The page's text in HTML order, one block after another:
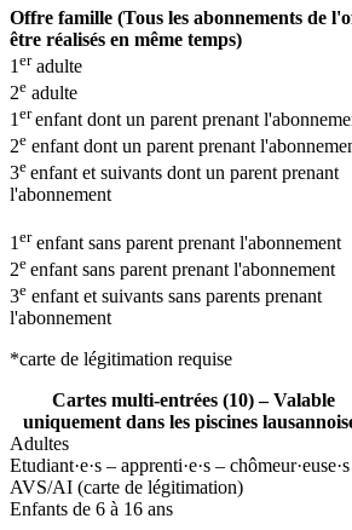
Offre famille (Tous les abonnements de
être réalisés en même temps)
1 eradulte
2e adulte
1 erenfant dont un parent prenant
2e enfant dont un parent prenant
3e enfant et suivants dont un parent prenant
l'abonnement
1 erenfant sans parent prenant l'abonnement
2e enfant sans parent prenant l'abonnement
3e enfant et suivants sans parents prenant
l'abonnement
*carte de légitimation requise
Cartes multi-entrées (10) – Valable
uniquement dans les piscines
Adultes
Etudiant·e·s – apprenti·e·s –
AVS/AI (carte de légitimation)
Enfants de 6 à 16 ans